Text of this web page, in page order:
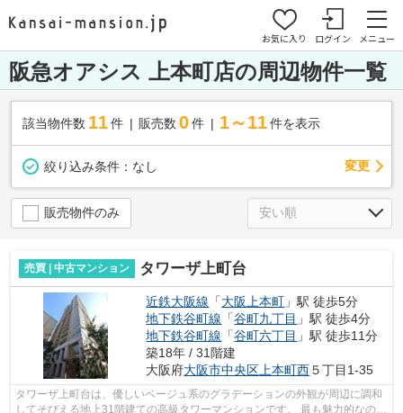
お気に入り ログイン メニュー
阪急オアシス 上本町店の周辺物件一覧
該当物件数 11件 販売数 0 件 1～11 件を表示
絞り込み条件： なし 変更
販売物件のみ
売買 | 中古マンション タワーザ上町台
近鉄大阪線 「大阪上本町 」駅 徒歩5分
地下鉄谷町線 「谷町九丁目 」駅 徒歩4分
地下鉄谷町線 「谷町六丁目 」駅 徒歩11分
築18年 / 31階建
大阪府大阪市中央区 上本町西５丁目1-35
タワーザ上町台は、優しいベージュ系のグラデーションの外観が周辺に調和
してそびえる地上31階建ての高級タワーマンションです。 最も魅力的なの